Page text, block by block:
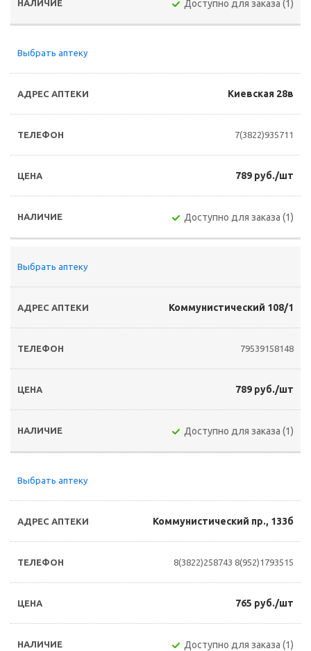
Доступно для заказа (1)
Выбрать аптеку
Киевская 28в
7(3822)935711
789 руб./шт
Доступно для заказа (1)
Выбрать аптеку
Коммунистический 108/1
79539158148
789 руб./шт
Доступно для заказа (1)
Выбрать аптеку
Коммунистический пр., 133б
8(3822)258743 8(952)1793515
765 руб./шт
Доступно для заказа (1)